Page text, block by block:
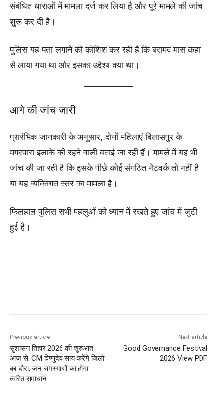
संबंधित धाराओं में मामला दर्ज कर लिया है और पूरे मामले की जांच
शुरू कर दी है।
पुलिस यह पता लगाने की कोशिश कर रही है कि बरामद मांस कहां
से लाया गया था और इसका उद्देश्य क्या था।
आगे की जांच जारी
प्रारंभिक जानकारी के अनुसार, दोनों महिलाएं बिलासपुर के
मगरपारा इलाके की रहने वाली बताई जा रही हैं। मामले में यह भी
जांच की जा रही है कि इसके पीछे कोई संगठित नेटवर्क तो नहीं है
या यह व्यक्तिगत स्तर का मामला है।
फिलहाल पुलिस सभी पहलुओं को ध्यान में रखते हुए जांच में जुटी
हुई है।
Previous article
सुशासन तिहार 2026 की शुरुआत
आज से: CM विष्णुदेव साय करेंगे जिलों
का दौरा, जन समस्याओं का होगा
त्वरित समाधान
Next article
Good Governance Festival
2026 View PDF